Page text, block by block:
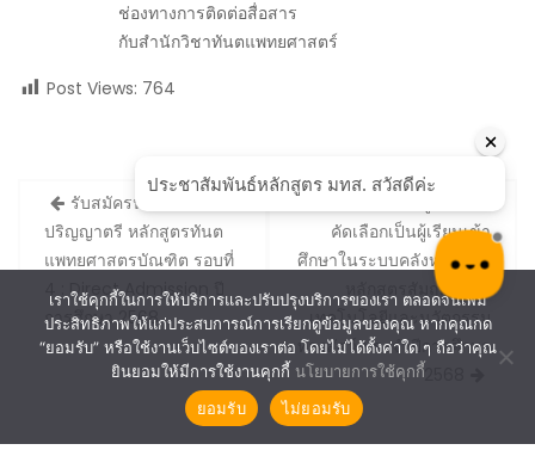
ช่องทางการติดต่อสื่อสาร
กับสำนักวิชาทันตแพทยศาสตร์
Post Views: 764
Post
navigation
รับสมัครนักศึกษา ระดับ
ปริญญาตรี หลักสูตรทันต
แพทยศาสตรบัณฑิต รอบที่
4 : Direct Admission ปี
การศึกษา 2568
คัดเลือกเป็นผู้เรียนเข้า
ศึกษาในระบบคลังหน่วยกิต
หลักสูตรสัมฤทธิบัตร
เทคโนโลยีและนวัตกรรม
ทางสัตว์ ประจำปีการศึกษา
เราใช้คุกกี้ในการให้บริการและปรับปรุงบริการของเรา ตลอดจนเพิ่ม
ประสิทธิภาพให้แก่ประสบการณ์การเรียกดูข้อมูลของคุณ หากคุณกด
“ยอมรับ” หรือใช้งานเว็บไซต์ของเราต่อ โดยไม่ได้ตั้งค่าใด ๆ ถือว่าคุณ
ยินยอมให้มีการใช้งานคุกกี้ นโยบายการใช้คุกกี้
ยอมรับ
ไม่ยอมรับ